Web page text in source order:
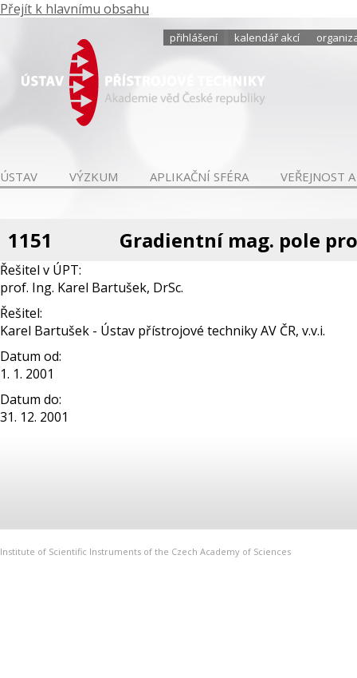
Přejít k hlavnímu obsahu
přihlášení kalendář akcí
ÚSTAV VÝZKUM APLIKAČNÍ SFÉRA VEŘEJNOST
1151 Gradientní mag. pole
Řešitel v ÚPT:
prof. Ing. Karel Bartušek, DrSc.
Řešitel:
Karel Bartušek - Ústav přístrojové techniky AV ČR, v.v.i.
Datum od:
1. 1. 2001
Datum do:
31. 12. 2001
Institute of Scientific Instruments of the Czech Academy of Sciences